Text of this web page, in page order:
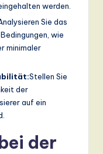
werden.
Sie das
wie
minimaler
Stellen Sie
der
auf ein
der